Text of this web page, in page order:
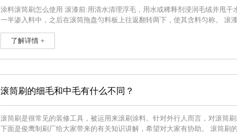
涂料滚筒刷怎么使用 滚漆前:用清水清理浮毛，用水或稀释剂浸润毛绒并甩干水份，在废纸上滚去多余液态再醮取涂料。醮涂时只需将滚筒刷的
一半渗入料中，之后在滚筒拖盘匀料板上往返翻转两下，使其含料匀称。 滚漆时:由上而下再自下而上，按“W”形方式将涂料滚在基层上，随后
合处产生滚痕
了解详情 +
滚筒刷的细毛和中毛有什么不同？
滚筒刷是很常见的装修工具，被运用来滚刷涂料。针对外行人而言，对滚筒
下面是俊鹰制刷厂给大家带来的有关知识讲解，希望对大家有协助。 滚筒刷的细毛和中毛的关键差别如下： 1、首先从外型上看，毛的长短层